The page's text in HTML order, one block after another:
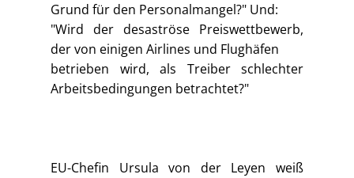
Grund für den Personalmangel?" Und:
"Wird der desaströse Preiswettbewerb,
der von einigen Airlines und Flughäfen
betrieben wird, als Treiber schlechter
Arbeitsbedingungen betrachtet?"
EU-Chefin Ursula von der Leyen weiß